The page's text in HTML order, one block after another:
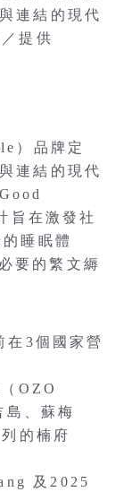
連結的現代
提供
）品牌定
連結的現代
旨在激發社
睡眠體
要的繁文縟
3個國家營
OZO
、蘇梅
的楠府
及2025